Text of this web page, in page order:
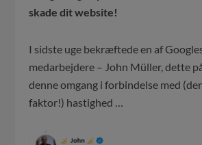
skade dit website!
I sidste uge bekræftede en af
medarbejdere – John Müller, dette
denne omgang i forbindelse med
faktor!) hastighed …